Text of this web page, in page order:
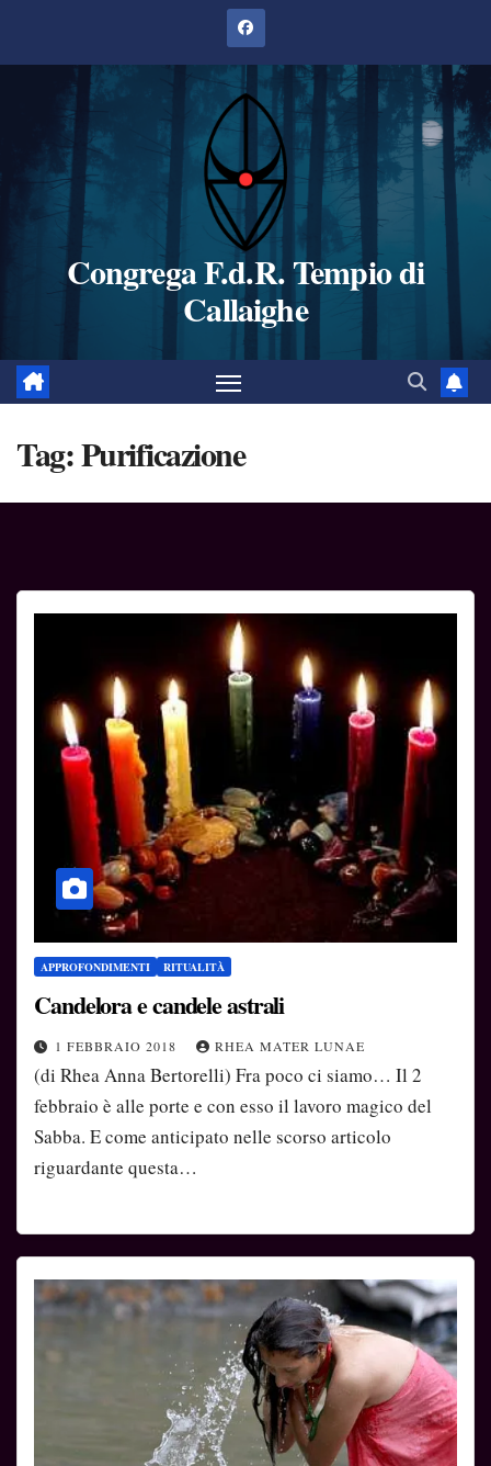
Congrega F.d.R. Tempio di
Callaighe
Tag:Purificazione
APPROFONDIMENTI RITUALITÀ
Candelora e candele astrali
1 FEBBRAIO 2018 RHEA MATER LUNAE
(di Rhea Anna Bertorelli) Fra poco ci siamo… Il 2
febbraio è alle porte e con esso il lavoro magico del
Sabba. E come anticipato nelle scorso articolo
riguardante questa…